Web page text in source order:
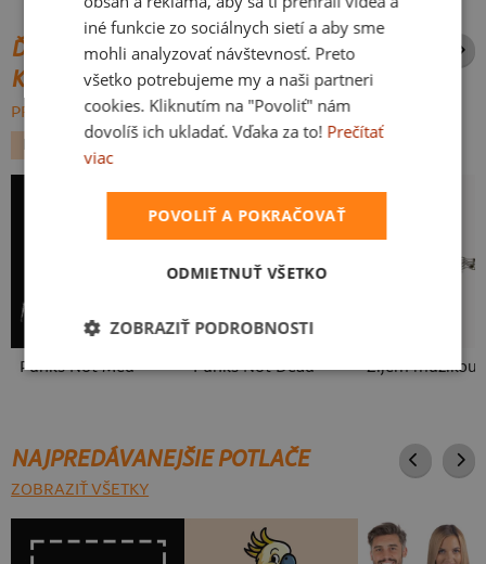
ĎALŠIE POTLAČE Z ROVNAKEJ
KATEGÓRIE
PREHĽADÁVAŤ VŠETKO:
HUDBA
Punks Not Med Punks Not Dead Žijem muzikou
NAJPREDÁVANEJŠIE POTLAČE
ZOBRAZIŤ VŠETKY
iné funkcie zo sociálnych sietí a aby sme
mohli analyzovať návštevnosť. Preto
všetko potrebujeme my a naši partneri
cookies. Kliknutím na "Povoliť" nám
dovolíš ich ukladať. Vďaka za to! Prečítať
viac
POVOLIŤ A POKRAČOVAŤ
ODMIETNUŤ VŠETKO
ZOBRAZIŤ PODROBNOSTI